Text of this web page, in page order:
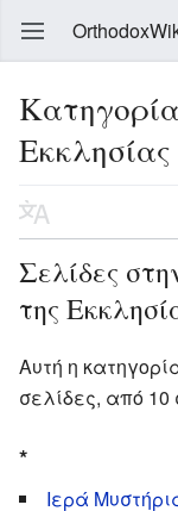
Εκκλησίας
Σελίδες
της
Αυτή η
σελίδες, από 10
*
Ιερά